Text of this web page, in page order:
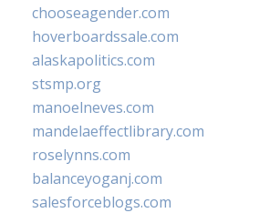
chooseagender.com
hoverboardssale.com
alaskapolitics.com
stsmp.org
manoelneves.com
mandelaeffectlibrary.com
roselynns.com
balanceyoganj.com
salesforceblogs.com